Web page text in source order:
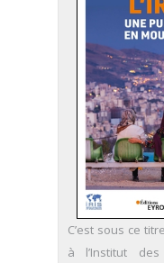
C’est sous ce
à l’Institut